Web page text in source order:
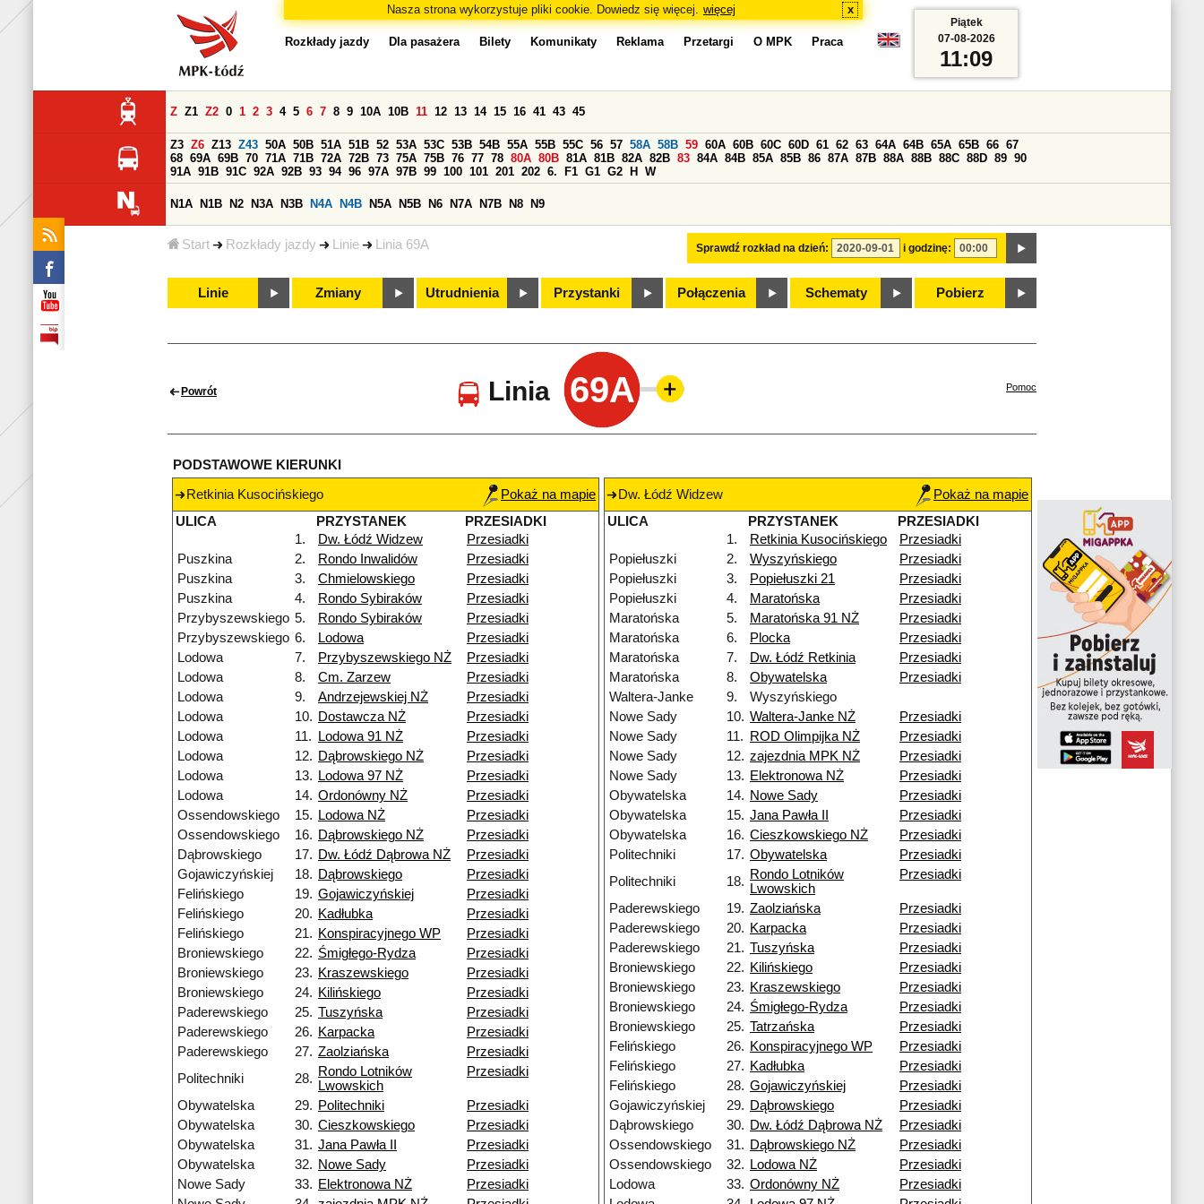
Nasza strona wykorzystuje pliki cookie. Dowiedz się więcej. więcej x
Start Rozkłady jazdy Linie Linia 69A
Rozkłady jazdy Dla pasażera Bilety Komunikaty Reklama Przetargi O MPK Praca
Sprawdź rozkład na dzień: i godzinę:
Z Z1 Z2 0 1 2 3 4 5 6 7 8 9 10A 10B 11 12 13 14 15 16 41 43 45
Z3 Z6 Z13 Z43 50A 50B 51A 51B 52 53A 53C 53B 54B 55A 55B 55C 56 57 58A 58B 59 60A 60B 60C 60D 61 62 63 64A 64B 65A 65B 66 67
68 69A 69B 70 71A 71B 72A 72B 73 75A 75B 76 77 78 80A 80B 81A 81B 82A 82B 83 84A 84B 85A 85B 86 87A 87B 88A 88B 88C 88D 89 90
91A 91B 91C 92A 92B 93 94 96 97A 97B 99 100 101 201 202 6. F1 G1 G2 H W
N1A N1B N2 N3A N3B N4A N4B N5A N5B N6 N7A N7B N8 N9
Linie Zmiany Utrudnienia Przystanki Połączenia Schematy Pobierz
Piątek
07-08-2026
11:09
Powrót Linia 69A Pomoc
PODSTAWOWE KIERUNKI
Retkinia Kusocińskiego
Pokaż na mapie
ULICA
PRZYSTANEK
PRZESIADKI
1.
Dw. Łódź Widzew
Przesiadki
Puszkina
2. Rondo Inwalidów
Przesiadki
Puszkina
3. Chmielowskiego
Przesiadki
Puszkina
4. Rondo Sybiraków
Przesiadki
Przybyszewskiego 5. Rondo Sybiraków
Przesiadki
Przybyszewskiego 6. Lodowa
Przesiadki
Lodowa
7. Przybyszewskiego NŻ
Przesiadki
Lodowa
8. Cm. Zarzew
Przesiadki
Lodowa
9. Andrzejewskiej NŻ
Przesiadki
Lodowa
10. Dostawcza NŻ
Przesiadki
Lodowa
11. Lodowa 91 NŻ
Przesiadki
Lodowa
12. Dąbrowskiego NŻ
Przesiadki
Lodowa
13. Lodowa 97 NŻ
Przesiadki
Lodowa
14. Ordonówny NŻ
Przesiadki
Ossendowskiego
15. Lodowa NŻ
Przesiadki
Ossendowskiego
16. Dąbrowskiego NŻ
Przesiadki
Dąbrowskiego
17. Dw. Łódź Dąbrowa NŻ
Przesiadki
Gojawiczyńskiej
18. Dąbrowskiego
Przesiadki
Felińskiego
19. Gojawiczyńskiej
Przesiadki
Felińskiego
20. Kadłubka
Przesiadki
Felińskiego
21. Konspiracyjnego WP
Przesiadki
Broniewskiego
22. Śmigłego-Rydza
Przesiadki
Broniewskiego
23. Kraszewskiego
Przesiadki
Broniewskiego
24. Kilińskiego
Przesiadki
Paderewskiego
25. Tuszyńska
Przesiadki
Paderewskiego
26. Karpacka
Przesiadki
Paderewskiego
27. Zaolziańska
Przesiadki
Politechniki
28. Rondo Lotników
Lwowskich
Przesiadki
Obywatelska 29. Politechniki
Przesiadki
Obywatelska
30. Cieszkowskiego
Przesiadki
Obywatelska
31. Jana Pawła II
Przesiadki
Obywatelska
32. Nowe Sady
Przesiadki
Nowe Sady
33. Elektronowa NŻ
Przesiadki
Dw. Łódź Widzew
Pokaż na mapie
ULICA
PRZYSTANEK
PRZESIADKI
1.
Retkinia Kusocińskiego
Przesiadki
Popiełuszki
2. Wyszyńskiego
Przesiadki
Popiełuszki
3. Popiełuszki 21
Przesiadki
Popiełuszki
4. Maratońska
Przesiadki
Maratońska
5. Maratońska 91 NŻ
Przesiadki
Maratońska
6. Plocka
Przesiadki
Maratońska
7. Dw. Łódź Retkinia
Przesiadki
Maratońska
8. Obywatelska
Przesiadki
Waltera-Janke
9.
Wyszyńskiego
Nowe Sady
10. Waltera-Janke NŻ
Przesiadki
Nowe Sady
11. ROD Olimpijka NŻ
Przesiadki
Nowe Sady
12. zajezdnia MPK NŻ
Przesiadki
Nowe Sady
13. Elektronowa NŻ
Przesiadki
Obywatelska
14. Nowe Sady
Przesiadki
Obywatelska
15. Jana Pawła II
Przesiadki
Obywatelska
16. Cieszkowskiego NŻ
Przesiadki
Politechniki
17. Obywatelska
Przesiadki
Politechniki
18. Rondo Lotników
Lwowskich
Przesiadki
Paderewskiego 19. Zaolziańska
Przesiadki
Paderewskiego
20. Karpacka
Przesiadki
Paderewskiego
21. Tuszyńska
Przesiadki
Broniewskiego
22. Kilińskiego
Przesiadki
Broniewskiego
23. Kraszewskiego
Przesiadki
Broniewskiego
24. Śmigłego-Rydza
Przesiadki
Broniewskiego
25. Tatrzańska
Przesiadki
Felińskiego
26. Konspiracyjnego WP
Przesiadki
Felińskiego
27. Kadłubka
Przesiadki
Felińskiego
28. Gojawiczyńskiej
Przesiadki
Gojawiczyńskiej
29. Dąbrowskiego
Przesiadki
Dąbrowskiego
30. Dw. Łódź Dąbrowa NŻ
Przesiadki
Ossendowskiego
31. Dąbrowskiego NŻ
Przesiadki
Ossendowskiego
32. Lodowa NŻ
Przesiadki
Lodowa
33. Ordonówny NŻ
Przesiadki